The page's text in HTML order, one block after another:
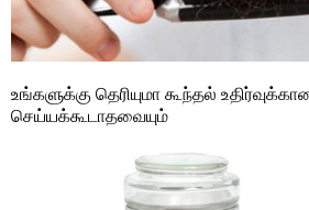
உங்களுக்கு தெரியுமா கூந்தல்
செய்யக்கூடாதவையும்